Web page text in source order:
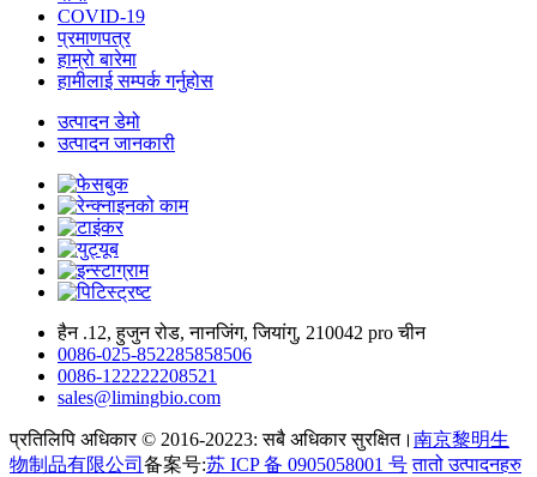
COVID-19
प्रमाणपत्र
हाम्रो बारेमा
हामीलाई सम्पर्क गर्नुहोस
उत्पादन डेमो
उत्पादन जानकारी
हैन .12, हुजुन रोड, नानजिंग, जियांगु, 210042 pro चीन
0086-025-852285858506
0086-122222208521
sales@limingbio.com
प्रतिलिपि अधिकार © 2016-20223: सबै अधिकार सुरक्षित। 南京黎明生
物制品有限公司 备案号:苏 ICP 备 0905058001 号 तातो उत्पादनहरु